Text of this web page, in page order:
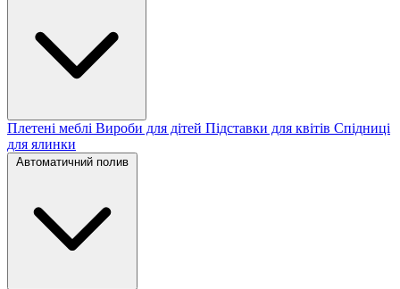
Плетені меблі Вироби для дітей Підставки для квітів Спідниці
для ялинки
Автоматичний полив